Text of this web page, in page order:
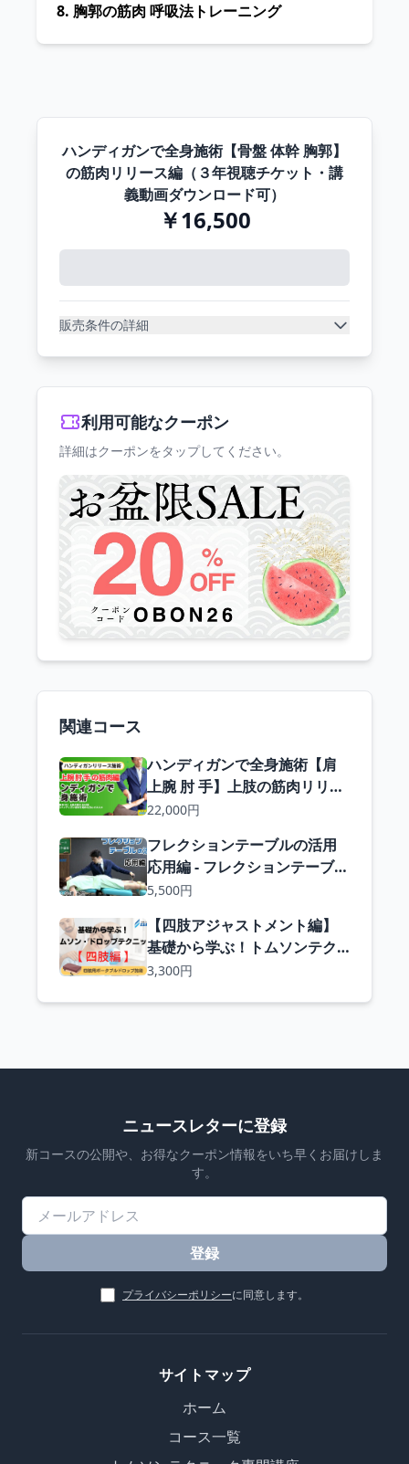
胸郭の筋肉 呼吸法トレーニング
ハンディガンで全身施術【骨盤 体幹 胸郭】
の筋肉リリース編（３年視聴チケット・講
義動画ダウンロード可）
￥16,500
販売条件の詳細
利用可能なクーポン
詳細はクーポンをタップしてください。
関連コース
ハンディガンで全身施術【肩
上腕 肘 手】上肢の筋肉リリー
ス編｜上腕二頭筋 前腕伸筋群
46筋
22,000円
フレクションテーブルの活用
応用編 - フレクションテーブル
を使用した腰痛施術の臨床応
5,500円
【四肢アジャストメント編】
基礎から学ぶ！トムソンテク
ニックセミナー・ドロップテ
3,300円
ニュースレターに登録
新コースの公開や、お得なクーポン情報をいち早くお届けしま
す。
登録
プライバシーポリシーに同意します。
サイトマップ
ホーム
コース一覧